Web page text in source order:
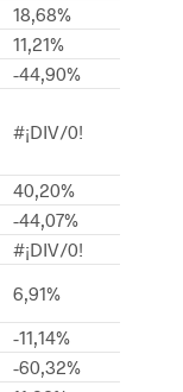
18,68%
11,21%
-44,90%
#¡DIV/0!
40,20%
-44,07%
#¡DIV/0!
6,91%
-11,14%
-60,32%